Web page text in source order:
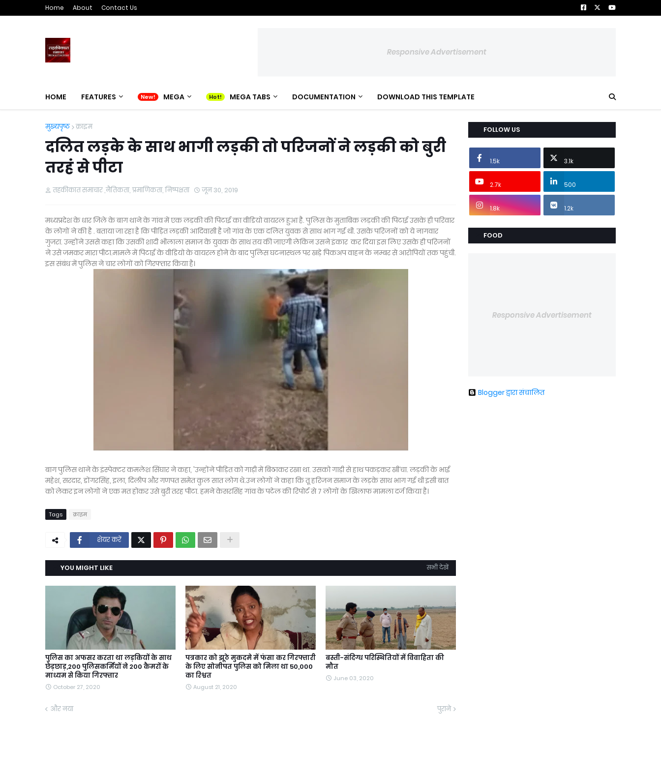
Home About Contact Us
Responsive Advertisement
HOME FEATURES MEGA MEGA TABS DOCUMENTATION DOWNLOAD THIS TEMPLATE
मुख्यपृष्ठ क्राइम
दलित लड़के के साथ भागी लड़की तो परिजनों ने लड़की को बुरी
तरहं से पीटा
तहकीकात समाचार ,नैतिकता, प्रमाणिकता, निष्पक्षता जून 30, 2019
मध्यप्रदेश के धार जिले के बाग थाने के गांव में एक लड़की की पिटाई का वीडियो वायरल हुआ है. पुलिस के मुताबिक लड़की की पिटाई उसके ही परिवार
के लोगों ने की है . बताया जा रहा है कि पीड़ित लड़की आदिवासी है जो गांव के एक दलित युवक से साथ भाग गई थी. उसके परिजनों को ये नागवार
गुजरा. उन्होंने उससे कहा कि उसकी शादी भीलाला समाज के युवक के साथ तय की जाएगी लेकिन उसने इंकार कर दिया इस लिए उसके ही परिजनों
ने उसे जमकर मारा पीटा.मामले में पिटाई के वीडियो के वायरल होने के बाद पुलिस घटनास्थल पर खड़े पिकअप वाहन के नम्बर से आरोपियों तक पहुंची.
इस संबंध में पुलिस ने चार लोगों को गिरफ्तार किया है।
बाग पुलिस थाने के इंस्पेक्टर कमलेश सिंघार ने कहा, 'उन्होंने पीड़ित को गाड़ी में बिठाकर रखा था. उसको गाड़ी से हाथ पकड़कर खींचा. लड़की के भाई
महेश, सरदार, डोंगरसिंह, इला, दिलीप और गणपत समेत कुल सात लोग थे.उन लोगों ने कहा कि तू हरिजन समाज के लड़के साथ भाग गई थी इसी बात
को लेकर इन लोगों ने एक मत होकर उसे बुरी तरह पीटा. हमने केसरसिंह गांव के पटेल की रिपोर्ट से 7 लोगों के खिलाफ मामला दर्ज किया है।
Tags क्राइम
शेयर करें
YOU MIGHT LIKE सभी देखें
पुलिस का अफसर करता था लड़कियों के साथ
छेड़छाड़,200 पुलिसकर्मियों ने 200 कैमरों के
माध्यम से किया गिरफ्तार
October 27, 2020
पत्रकार को झूठे मुकदमे में फंसा कर गिरफ्तारी
के लिए सोनीपत पुलिस को मिला था 50,000
का रिश्वत
August 21, 2020
बस्ती-संदिग्ध परिस्थितियों में विवाहिता की
मौत
June 03, 2020
और नया पुराने
FOLLOW US
1.5k 3.1k
2.7k 500
1.8k 1.2k
FOOD
Responsive Advertisement
Blogger द्वारा संचालित